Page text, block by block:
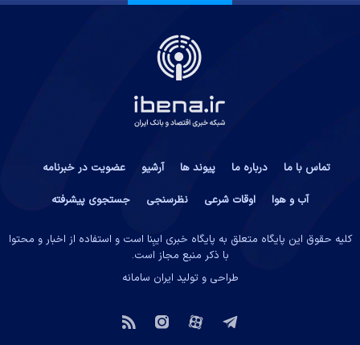
تماس با ما درباره ما پیوند ها آرشیو
عضویت در خبرنامه
آب و هوا
اوقات شرعی نظرسنجی جستجوی پیشرفته
کلیه حقوق این پایگاه متعلق به پایگاه خبری ایبِنا است و استفاده از اخبار و محتوا
با ذکر منبع مجاز است.
طراحی و تولید ایران سامانه